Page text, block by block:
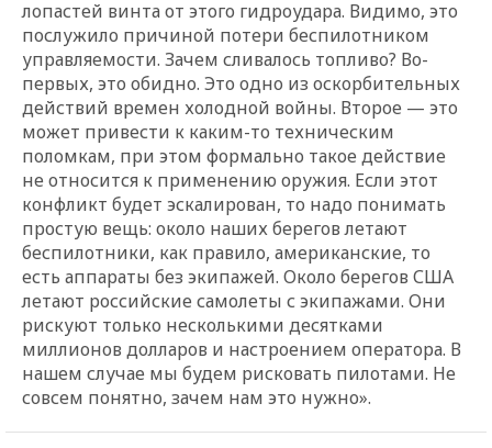
лопастей винта от этого гидроудара. Видимо, это
послужило причиной потери беспилотником
управляемости. Зачем сливалось топливо? Во-
первых, это обидно. Это одно из оскорбительных
действий времен холодной войны. Второе — это
может привести к каким-то техническим
поломкам, при этом формально такое действие
не относится к применению оружия. Если этот
конфликт будет эскалирован, то надо понимать
простую вещь: около наших берегов летают
беспилотники, как правило, американские, то
есть аппараты без экипажей. Около берегов США
летают российские самолеты с экипажами. Они
рискуют только несколькими десятками
миллионов долларов и настроением оператора. В
нашем случае мы будем рисковать пилотами. Не
совсем понятно, зачем нам это нужно».